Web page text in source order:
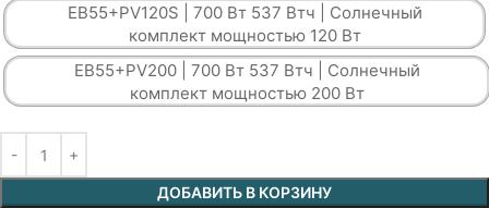
ЕВ55+PV120S | 700 Вт 537 Втч | Солнечный
комплект мощностью 120 Вт
ЕВ55+PV200 | 700 Вт 537 Втч | Солнечный
комплект мощностью 200 Вт
ДОБАВИТЬ В КОРЗИНУ